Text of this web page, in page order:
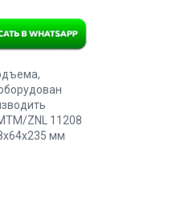
МТМ/ZNL 11208
мм